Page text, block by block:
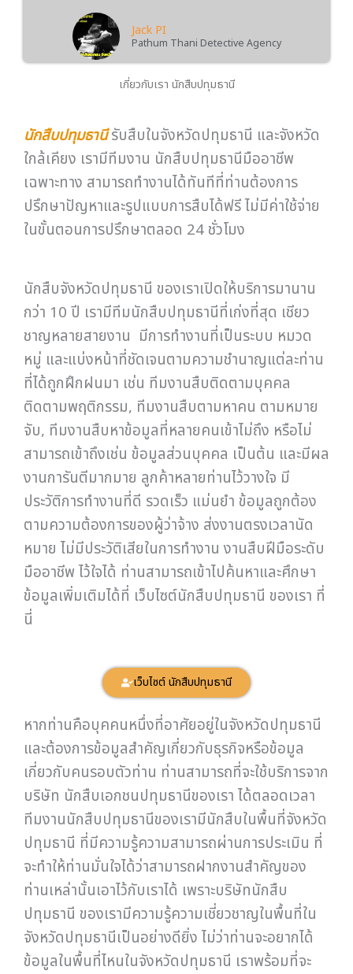
Jack PI
Pathum Thani Detective Agency
เกี่ยวกับเรา นักสืบปทุมธานี
นักสืบปทุมธานีรับสืบในจังหวัดปทุมธานี และจังหวัด
ใกล้เคียง เรามีทีมงาน นักสืบปทุมธานีมืออาชีพ
เฉพาะทาง สามารถทำงานได้ทันทีที่ท่านต้องการ
ปรึกษาปัญหาและรูปแบบการสืบได้ฟรี ไม่มีค่าใช้จ่าย
ในขั้นตอนการปรึกษาตลอด 24 ชั่วโมง
นักสืบจังหวัดปทุมธานี ของเราเปิดให้บริการมานาน
กว่า 10 ปี เรามีทีมนักสืบปทุมธานีที่เก่งที่สุด เชียว
ชาญหลายสายงาน มีการทำงานที่เป็นระบบ หมวด
หมู่ และแบ่งหน้าที่ชัดเจนตามความชำนาญแต่ละท่าน
ที่ได้ถูกฝึกฝนมา เช่น ทีมงานสืบติดตามบุคคล
ติดตามพฤติกรรม, ทีมงานสืบตามหาคน ตามหมาย
จับ, ทีมงานสืบหาข้อมูลที่หลายคนเข้าไม่ถึง หรือไม่
สามารถเข้าถึงเช่น ข้อมูลส่วนบุคคล เป็นต้น และมีผล
งานการันตีมากมาย ลูกค้าหลายท่านไว้วางใจ มี
ประวัติการทำงานที่ดี รวดเร็ว แม่นยำ ข้อมูลถูกต้อง
ตามความต้องการของผู้ว่าจ้าง ส่งงานตรงเวลานัด
หมาย ไม่มีประวัติเสียในการทำงาน งานสืบฝีมือระดับ
มืออาชีพ ไว้ใจได้ ท่านสามารถเข้าไปค้นหาและศึกษา
ข้อมูลเพิ่มเติมได้ที่ เว็บไซต์นักสืบปทุมธานี ของเรา ที่
นี่
เว็บไซต์ นักสืบปทุมธานี
หากท่านคือบุคคนหนึ่งที่อาศัยอยู่ในจังหวัดปทุมธานี
และต้องการข้อมูลสำคัญเกี่ยวกับธุรกิจหรือข้อมูล
เกี่ยวกับคนรอบตัวท่าน ท่านสามารถที่จะใช้บริการจาก
บริษัท นักสืบเอกชนปทุมธานีของเรา ได้ตลอดเวลา
ทีมงานนักสืบปทุมธานีของเรามีนักสืบในพื้นที่จังหวัด
ปทุมธานี ที่มีความรู้ความสามารถผ่านการประเมิน ที่
จะทำให้ท่านมั่นใจได้ว่าสามารถฝากงานสำคัญของ
ท่านเหล่านั้นเอาไว้กับเราได้ เพราะบริษัทนักสืบ
ปทุมธานี ของเรามีความรู้ความเชี่ยวชาญในพื้นที่ใน
จังหวัดปทุมธานีเป็นอย่างดียิ่ง ไม่ว่าท่านจะอยากได้
ข้อมูลในพื้นที่ไหนในจังหวัดปทุมธานี เราพร้อมที่จะ